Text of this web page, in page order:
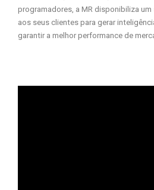
programadores, a MR disponibiliza
aos seus clientes para gerar
garantir a melhor performance de